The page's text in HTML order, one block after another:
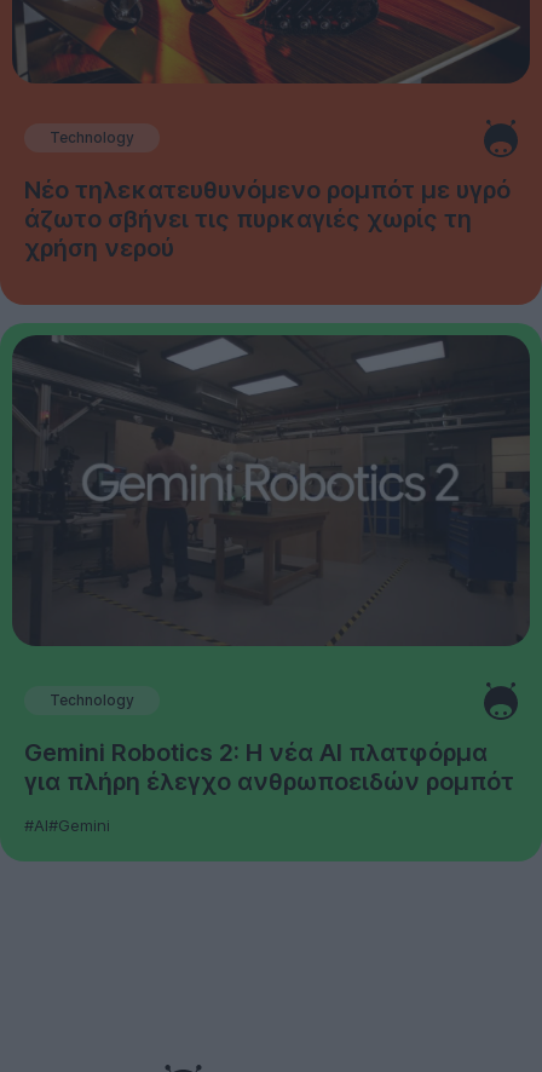
Technology
Νέο τηλεκατευθυνόμενο ρομπότ με υγρό
άζωτο σβήνει τις πυρκαγιές χωρίς τη
χρήση νερού
Technology
Gemini Robotics 2: Η νέα AI πλατφόρμα
για πλήρη έλεγχο ανθρωποειδών ρομπότ
#AI#Gemini